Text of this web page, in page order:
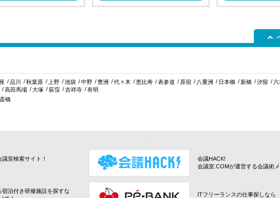
品川 秋葉原 上野 池袋 中野 豊洲 代々木 恵比寿 表参道 原宿 八重洲 日本橋 新橋 汐留 六
高田馬場 大塚 荻窪 吉祥寺
有明
橋
議室検索サイト！
会議HACK!
会議室.COMが運営する会議術
宿泊付き研修施設を探すな
ITフリーランスの仕事探しなら